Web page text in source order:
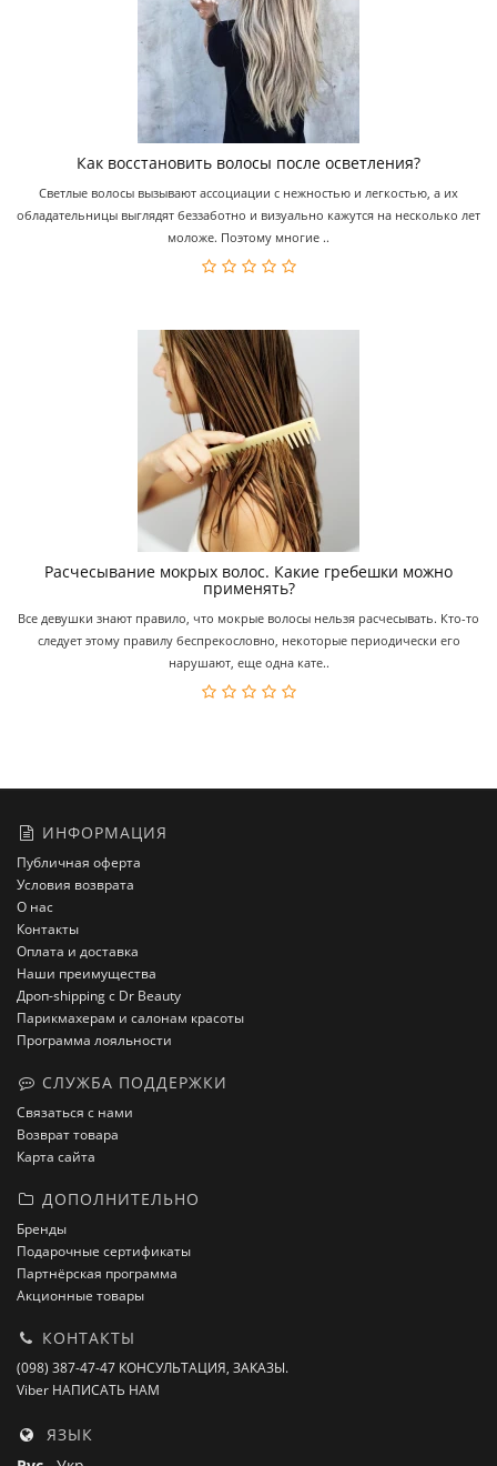
Как восстановить волосы после осветления?
Светлые волосы вызывают ассоциации с нежностью и легкостью, а их
обладательницы выглядят беззаботно и визуально кажутся на несколько лет
моложе. Поэтому многие ..
Расчесывание мокрых волос. Какие гребешки можно
применять?
Все девушки знают правило, что мокрые волосы нельзя расчесывать. Кто-то
следует этому правилу беспрекословно, некоторые периодически его
нарушают, еще одна кате..
ИНФОРМАЦИЯ
Публичная оферта
Условия возврата
О нас
Контакты
Оплата и доставка
Наши преимущества
Дроп-shipping с Dr Beauty
Парикмахерам и салонам красоты
Программа лояльности
СЛУЖБА ПОДДЕРЖКИ
Связаться с нами
Возврат товара
Карта сайта
ДОПОЛНИТЕЛЬНО
Бренды
Подарочные сертификаты
Партнёрская программа
Акционные товары
КОНТАКТЫ
(098) 387-47-47 КОНСУЛЬТАЦИЯ, ЗАКАЗЫ.
Viber НАПИСАТЬ НАМ
ЯЗЫК